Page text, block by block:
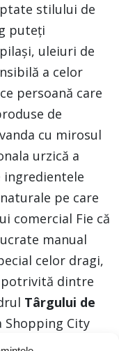
stilului de
puteți
uleiuri de
a celor
persoană care
de
cu mirosul
urzică a
pe care
comercial Fie că
manual
celor dragi,
potrivită dintre
Târgului de
Shopping City